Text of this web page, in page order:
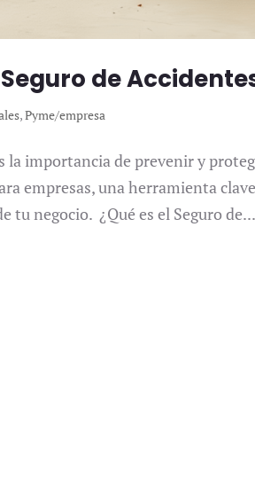
de
,Pyme/empresa
la importancia de prevenir y
empresas, una herramienta
tu negocio. ¿Qué es el Seguro de...